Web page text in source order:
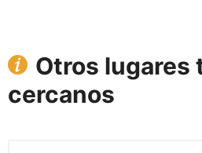
Otros
cercanos